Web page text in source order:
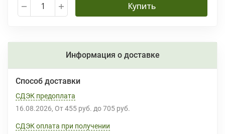
Купить
Информация о доставке
Способ доставки
СДЭК предоплата
16.08.2026 От 455 руб. до 705 руб.
СДЭК оплата при получении